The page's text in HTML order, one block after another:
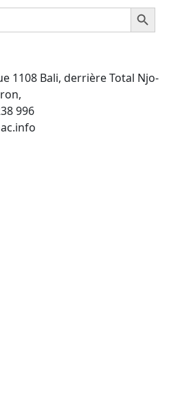
Search Button
1108 Bali, derrière Total Njo-
996